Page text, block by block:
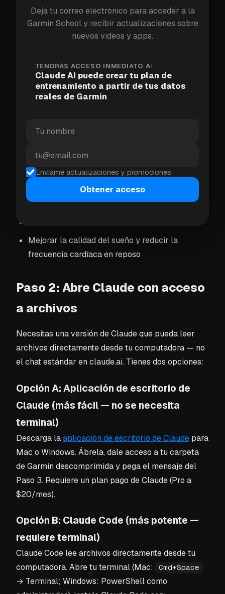
Garmin preparará un archivo ZIP — esto puede
tardar desde unos minutos hasta un par de
horas, dependiendo de cuánto tiempo hayas
electrónico cuando esté listo.
Descárgalo y descomprímelo. Encontrarás una
carpeta llamadaDI_CONNECT
Mientras esperas:
Correr una carrera de 10 millas en 6 meses
Perder peso y mejorar la condición física
general
Mejorar la calidad del sueño y reducir la
frecuencia cardíaca en reposo
Paso 2: Abre Claude con acceso
a archivos
Necesitas una versión de Claude que pueda leer
archivos directamente desde tu computadora — no
el chat estándar en claude.ai. Tienes dos opciones:
Opción A: Aplicación de escritorio de
Claude (más fácil — no se necesita
terminal)
Descarga laaplicación de escritorio de Claude para
Mac o Windows. Ábrela, dale acceso a tu carpeta
de Garmin descomprimida y pega el mensaje del
Paso 3. Requiere un plan pago de Claude (Pro a
$20/mes).
Opción B: Claude Code (más potente —
requiere terminal)
Claude Code lee archivos directamente desde tu
computadora. Abre tu terminal (Mac:
Cmd+Space
→ Terminal; Windows: PowerShell como
Deja tu correo electrónico para acceder a la
Garmin School y recibir actualizaciones sobre
nuevos videos y apps.
TENDRÁS ACCESO INMEDIATO A:
Claude AI puede crear tu plan de
entrenamiento a partir de tus datos
reales de Garmin
Envíame actualizaciones y promociones
Obtener acceso